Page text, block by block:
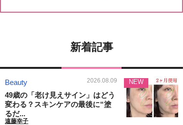
新着記事
Beauty 2026.08.09
49歳の「老け見えサイン」はどう
変わる？スキンケアの最後に“塗
るだ...
遠藤幸子
NEW